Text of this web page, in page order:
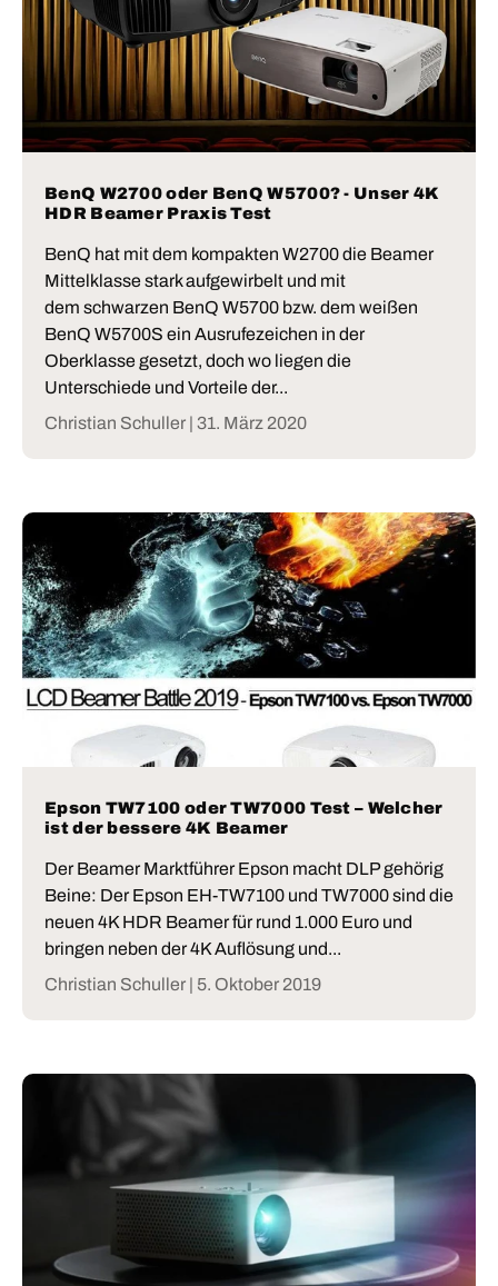
BenQ W2700 oder BenQ W5700? - Unser 4K
HDR Beamer Praxis Test
BenQ hat mit dem kompakten W2700 die Beamer
Mittelklasse stark aufgewirbelt und mit
dem schwarzen BenQ W5700 bzw. dem weißen
BenQ W5700S ein Ausrufezeichen in der
Oberklasse gesetzt, doch wo liegen die
Unterschiede und Vorteile der...
Christian Schuller | 31. März 2020
Epson TW7100 oder TW7000 Test – Welcher
ist der bessere 4K Beamer
Der Beamer Marktführer Epson macht DLP gehörig
Beine: Der Epson EH-TW7100 und TW7000 sind die
neuen 4K HDR Beamer für rund 1.000 Euro und
bringen neben der 4K Auflösung und...
Christian Schuller | 5. Oktober 2019